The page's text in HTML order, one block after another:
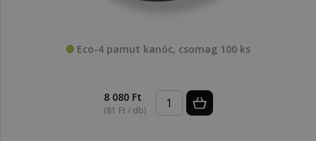
Eco-4 pamut kanóc, csomag 100 ks
8 080 Ft
(81 Ft / db)